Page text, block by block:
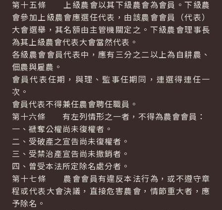
第十五條 上級農會以其下級農會為會員。下級農
會參加上級農會應選任代表，由該農會會員（代表）
大會選舉，其名額由主管機關定之。下級農會理事長
為其上級農會代表大會當然代表。
各級農會會員代表中，應有三分之二以上為自耕農、
佃農與雇農。
會員代表任期，與理、監事任期同，連選得連任一
次。
會員代表不得兼任農會聘任職員。
第十六條 有左列情形之一者，不得為農會會員：
一、褫奪公權尚未復權者。
二、受破產之宣告尚未復權者。
三、受禁治產宣告尚未撤銷者。
四、曾受本法所定除名處分者。
第十七條 農會會員有違反本法行為，或不遵守章
程或代表大會決議，直接危害農會，情節重大者，應
予除名。